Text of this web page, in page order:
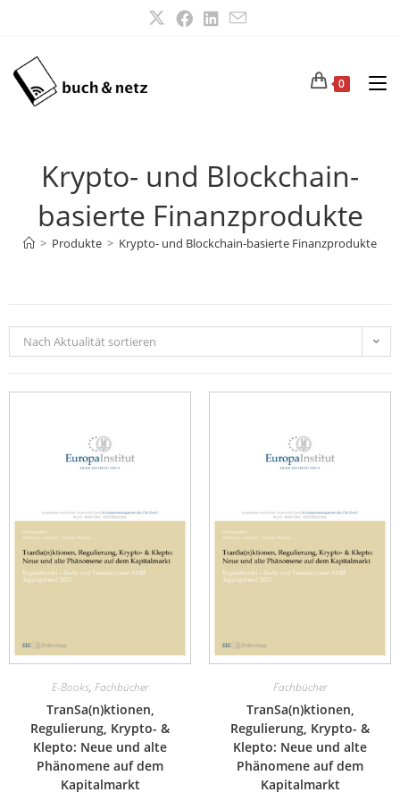
0
Krypto- und Blockchain-
basierte Finanzprodukte
> Produkte > Krypto- und Blockchain-basierte Finanzprodukte
Nach Aktualität sortieren
E-Books, Fachbücher
TranSa(n)ktionen,
Regulierung, Krypto- &
Klepto: Neue und alte
Phänomene auf dem
Kapitalmarkt
Fachbücher
TranSa(n)ktionen,
Regulierung, Krypto- &
Klepto: Neue und alte
Phänomene auf dem
Kapitalmarkt